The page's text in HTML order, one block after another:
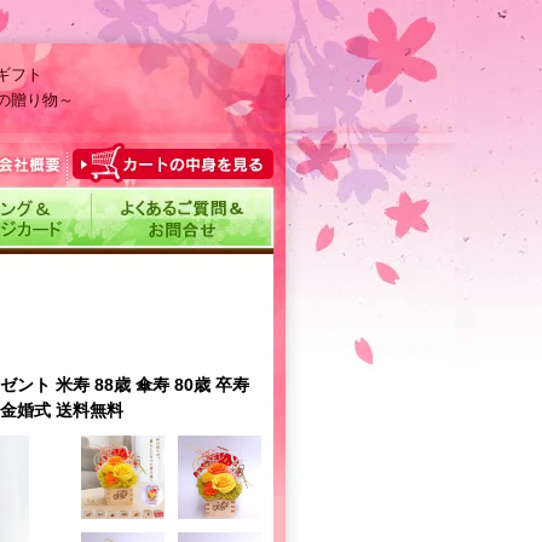
フト
贈り物～
ント 米寿 88歳 傘寿 80歳 卒寿
婚式 送料無料